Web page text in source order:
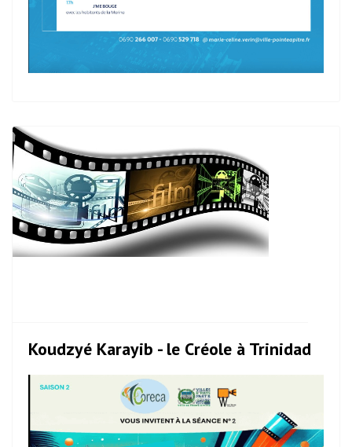
Koudzyé Karayib - le Créole à Trinidad